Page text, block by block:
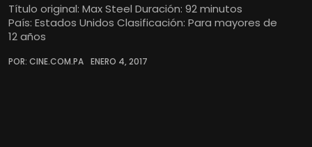
Título original: Max Steel Duración: 92 minutos
País: Estados Unidos Clasificación: Para mayores de
12 años
POR: CINE.COM.PA ENERO 4, 2017